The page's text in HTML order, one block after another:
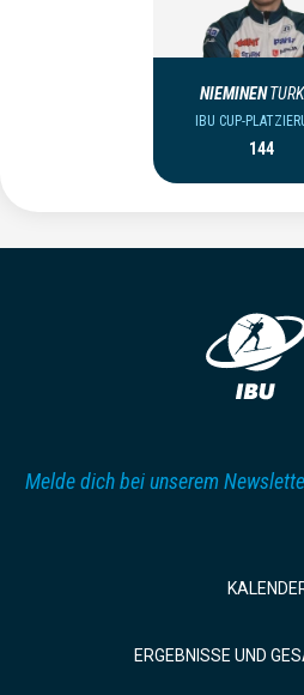
NIEMINEN
IBU CUP-
144
Melde dich bei unserem
ERGEBNISSE UND